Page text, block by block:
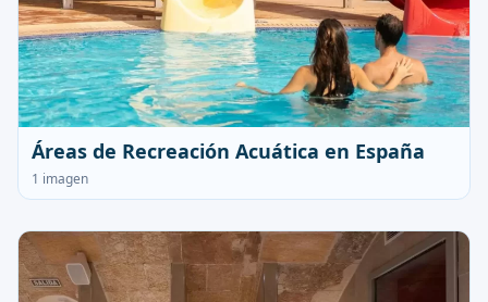
Áreas de Recreación Acuática en España
1 imagen